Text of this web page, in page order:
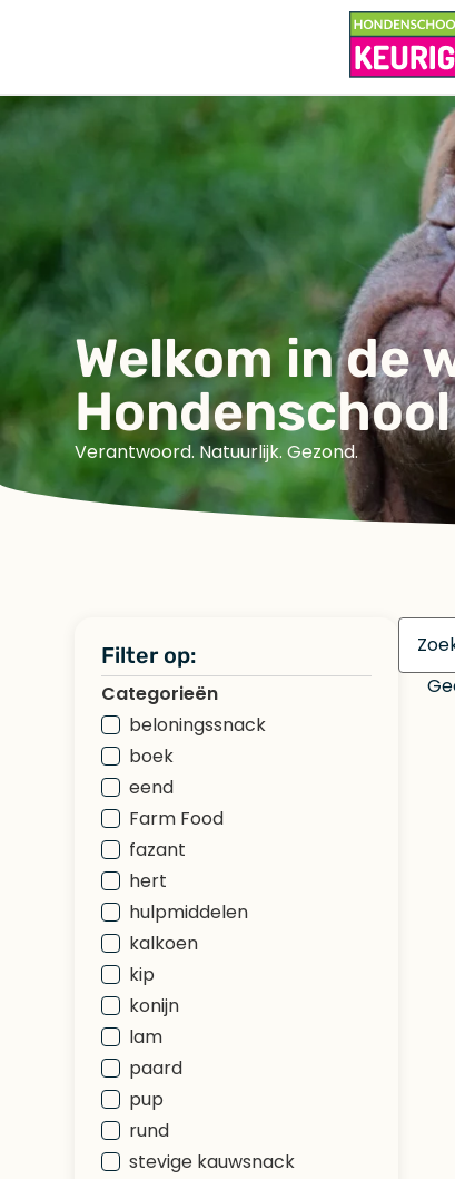
Welkom in de
Hondenschool
Verantwoord. Natuurlijk. Gezond.
Filter op:
Categorieën
beloningssnack
boek
eend
Farm Food
fazant
hert
hulpmiddelen
kalkoen
kip
konijn
lam
paard
pup
rund
stevige kauwsnack